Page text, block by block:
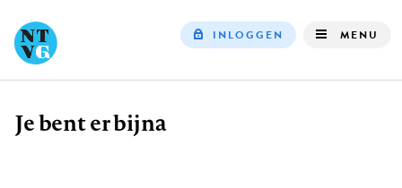
INLOGGEN MENU
Kruimelpad
Je bent er bijna